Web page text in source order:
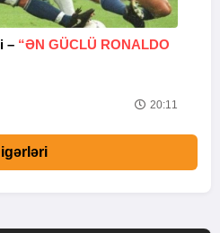
– “ƏN GÜCLÜ RONALDO
20:11